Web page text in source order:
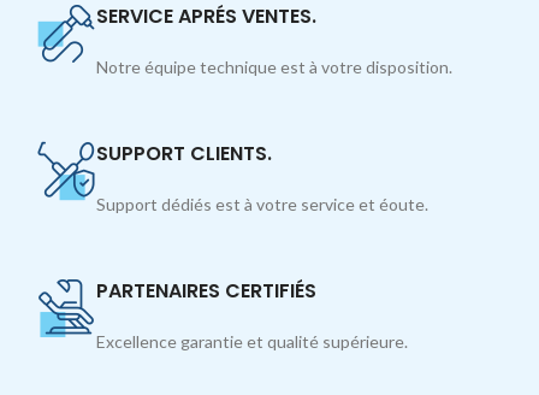
SERVICE APRÉS VENTES.
Notre équipe technique est à votre disposition.
SUPPORT CLIENTS.
Support dédiés est à votre service et éoute.
PARTENAIRES CERTIFIÉS
Excellence garantie et qualité supérieure.